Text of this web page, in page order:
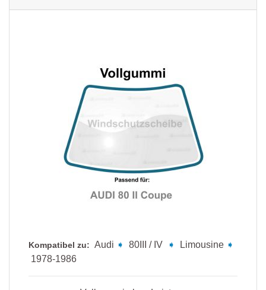
Kompatibel zu: Audi ➧ 80III / IV ➧ Limousine ➧
1978-1986